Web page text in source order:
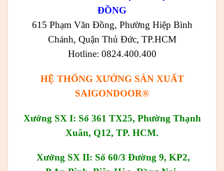
ĐỒNG
615 Phạm Văn Đồng, Phường Hiệp Bình
Chánh, Quận Thủ Đức, TP.HCM
Hotline: 0824.400.400
HỆ THỐNG XƯỞNG SẢN XUẤT
SAIGONDOOR®
Xưởng SX I: Số 361 TX25, Phường Thạnh
Xuân, Q12, TP. HCM.
Xưởng SX II: Số 60/3 Đường 9, KP2,